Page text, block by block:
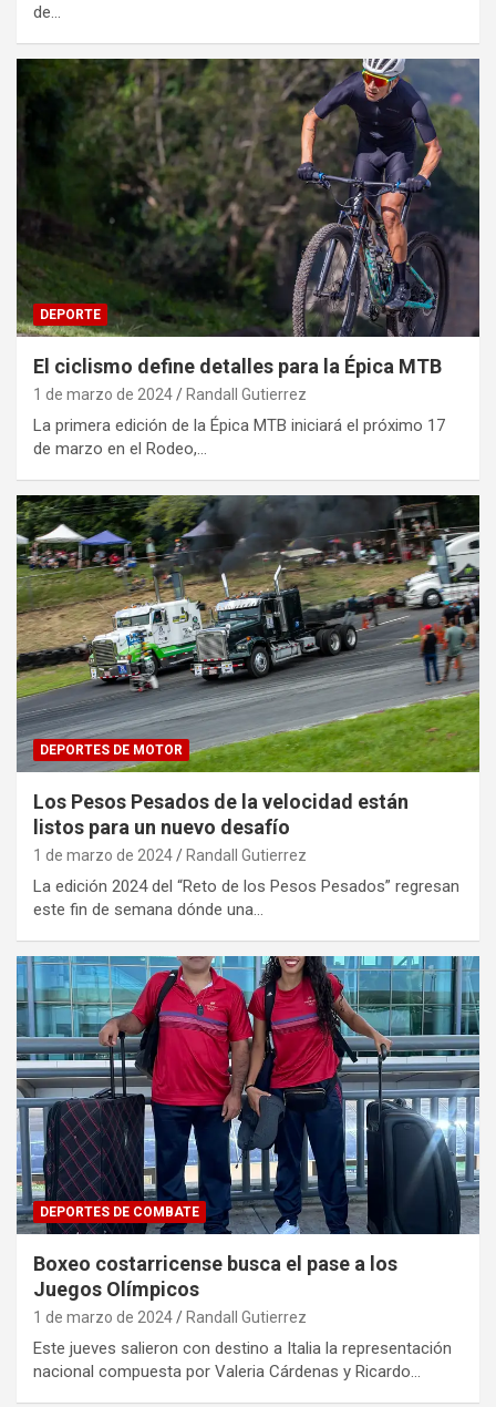
de…
DEPORTE
El ciclismo define detalles para la Épica MTB
1 de marzo de 2024 Randall Gutierrez
La primera edición de la Épica MTB iniciará el próximo 17
de marzo en el Rodeo,…
DEPORTES DE MOTOR
Los Pesos Pesados de la velocidad están
listos para un nuevo desafío
1 de marzo de 2024 Randall Gutierrez
La edición 2024 del “Reto de los Pesos Pesados” regresan
este fin de semana dónde una…
DEPORTES DE COMBATE
Boxeo costarricense busca el pase a los
Juegos Olímpicos
1 de marzo de 2024 Randall Gutierrez
Este jueves salieron con destino a Italia la representación
nacional compuesta por Valeria Cárdenas y Ricardo…